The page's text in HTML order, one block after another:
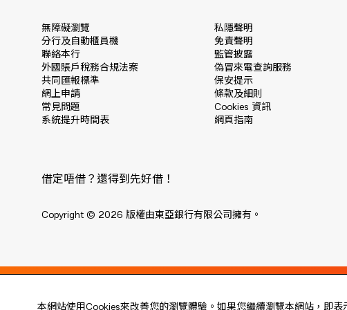
本網站使用Cookies來改善您的瀏覽體驗。如果您繼續瀏覽本網站，即
無障礙瀏覽
分行及自動櫃員機
聯絡本行
外國賬戶稅務合規法案
共同匯報標準
網上申請
常見問題
系統提升時間表
私隱聲明
免責聲明
監管披露
偽冒來電查詢服務
保安提示
條款及細則
Cookies 資訊
網頁指南
借定唔借？還得到先好借！
Copyright © 2026 版權由東亞銀行有限公司擁有。
Live every moment